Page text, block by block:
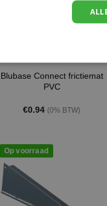
Blubase Connect frictiemat
PVC
€0.94 (0% BTW)
Op voorraad